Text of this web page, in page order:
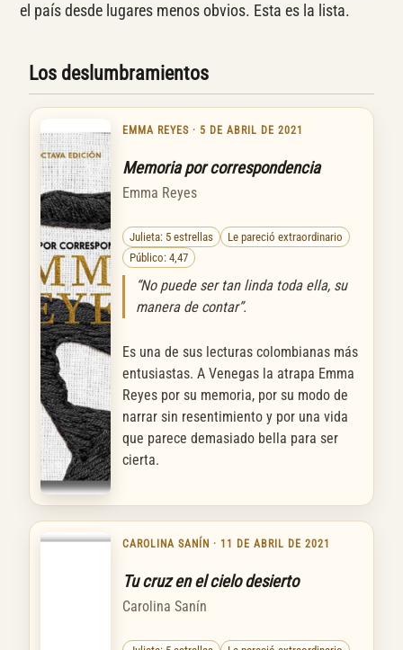
el país desde lugares menos obvios. Esta es la lista.
Los deslumbramientos
EMMA REYES · 5 DE ABRIL DE 2021
Memoria por correspondencia
Emma Reyes
Julieta: 5 estrellas
Le pareció extraordinario
Público: 4,47
“No puede ser tan linda toda ella, su
manera de contar”.
Es una de sus lecturas colombianas más
entusiastas. A Venegas la atrapa Emma
Reyes por su memoria, por su modo de
narrar sin resentimiento y por una vida
que parece demasiado bella para ser
cierta.
CAROLINA SANÍN · 11 DE ABRIL DE 2021
Tu cruz en el cielo desierto
Carolina Sanín